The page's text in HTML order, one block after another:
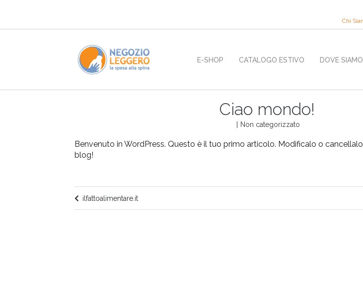
Chi
E-SHOP CATALOGO ESTIVO DOVE SIAMO
Ciao mondo!
Non categorizzato
Benvenuto in WordPress. Questo è il tuo primo articolo. Modificalo o
blog!
ilfattoalimentare.it